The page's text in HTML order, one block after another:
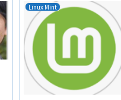
Linux Mint